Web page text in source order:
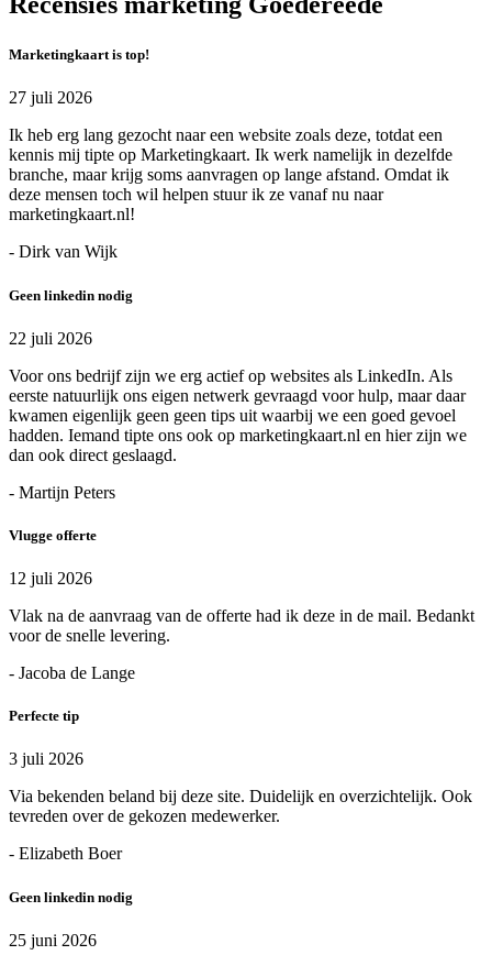
Marketingkaart is top!
27 juli 2026
Ik heb erg lang gezocht naar een website zoals deze, totdat een
kennis mij tipte op Marketingkaart. Ik werk namelijk in dezelfde
branche, maar krijg soms aanvragen op lange afstand. Omdat ik
deze mensen toch wil helpen stuur ik ze vanaf nu naar
marketingkaart.nl!
- Dirk van Wijk
Geen linkedin nodig
22 juli 2026
Voor ons bedrijf zijn we erg actief op websites als LinkedIn. Als
eerste natuurlijk ons eigen netwerk gevraagd voor hulp, maar daar
kwamen eigenlijk geen geen tips uit waarbij we een goed gevoel
hadden. Iemand tipte ons ook op marketingkaart.nl en hier zijn we
dan ook direct geslaagd.
- Martijn Peters
Vlugge offerte
12 juli 2026
Vlak na de aanvraag van de offerte had ik deze in de mail. Bedankt
voor de snelle levering.
- Jacoba de Lange
Perfecte tip
3 juli 2026
Via bekenden beland bij deze site. Duidelijk en overzichtelijk. Ook
tevreden over de gekozen medewerker.
- Elizabeth Boer
Geen linkedin nodig
25 juni 2026